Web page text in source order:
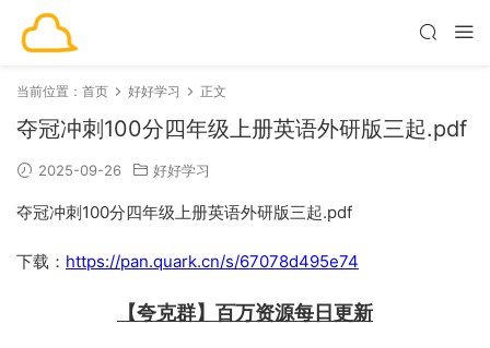
当前位置： 首页 好好学习 正文
夺冠冲刺100分四年级上册英语外研版三起.pdf
2025-09-26 好好学习
夺冠冲刺100分四年级上册英语外研版三起.pdf
下载： https://pan.quark.cn/s/67078d495e74
【夸克群】百万资源每日更新